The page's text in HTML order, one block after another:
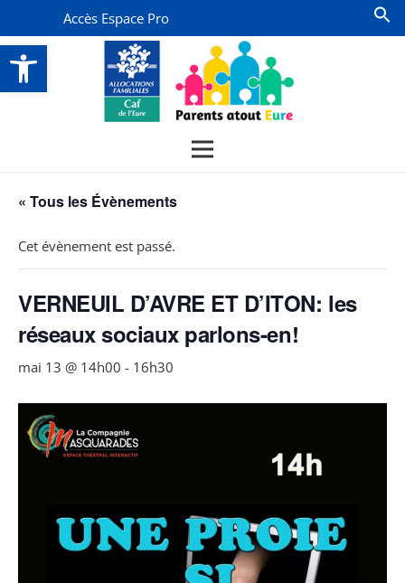
Ouvrir la barre d’outils
Accès Espace Pro
« Tous les Évènements
Cet évènement est passé.
VERNEUIL D’AVRE ET D’ITON: les
réseaux sociaux parlons-en!
mai 13 @ 14h00 - 16h30